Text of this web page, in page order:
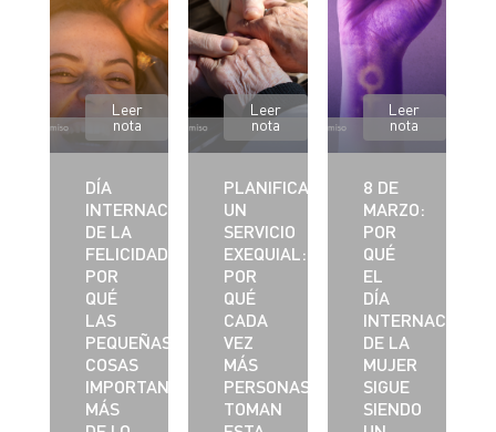
DÍA
INTERNACIONAL
DE LA
FELICIDAD:
POR
QUÉ
LAS
PEQUEÑAS
COSAS
IMPORTAN
MÁS
Leer
nota
PLANIFICAR
UN
SERVICIO
EXEQUIAL:
POR
QUÉ
CADA
VEZ
MÁS
PERSONAS
TOMAN
Leer
nota
8 DE
MARZO:
POR
QUÉ
EL
DÍA
INTERNACIONAL
DE LA
MUJER
SIGUE
SIENDO
Leer
nota